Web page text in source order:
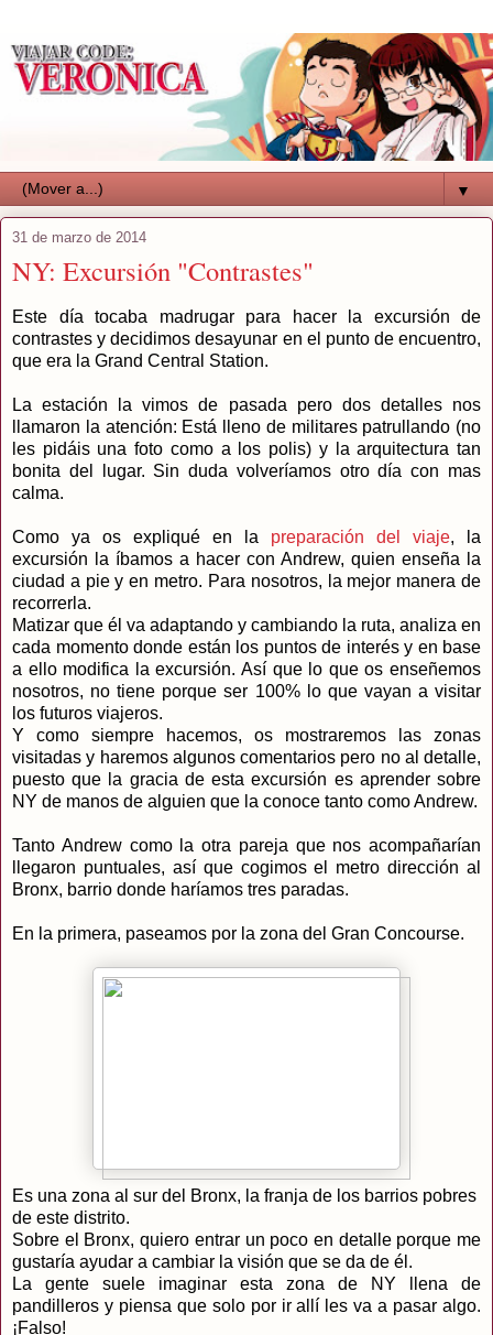
▼
31 de marzo de 2014
NY: Excursión "Contrastes"
Este día tocaba madrugar para hacer la excursión de
contrastes y decidimos desayunar en el punto de encuentro,
que era la Grand Central Station.
La estación la vimos de pasada pero dos detalles nos
llamaron la atención: Está lleno de militares patrullando (no
les pidáis una foto como a los polis) y la arquitectura tan
bonita del lugar. Sin duda volveríamos otro día con mas
calma.
Como ya os expliqué en la preparación del viaje, la
excursión la íbamos a hacer con Andrew, quien enseña la
ciudad a pie y en metro. Para nosotros, la mejor manera de
recorrerla.
Matizar que él va adaptando y cambiando la ruta, analiza en
cada momento donde están los puntos de interés y en base
a ello modifica la excursión. Así que lo que os enseñemos
nosotros, no tiene porque ser 100% lo que vayan a visitar
los futuros viajeros.
Y como siempre hacemos, os mostraremos las zonas
visitadas y haremos algunos comentarios pero no al detalle,
puesto que la gracia de esta excursión es aprender sobre
NY de manos de alguien que la conoce tanto como Andrew.
Tanto Andrew como la otra pareja que nos acompañarían
llegaron puntuales, así que cogimos el metro dirección al
Bronx, barrio donde haríamos tres paradas.
En la primera, paseamos por la zona del Gran Concourse.
Es una zona al sur del Bronx, la franja de los barrios pobres
de este distrito.
Sobre el Bronx, quiero entrar un poco en detalle porque me
gustaría ayudar a cambiar la visión que se da de él.
La gente suele imaginar esta zona de NY llena de
pandilleros y piensa que solo por ir allí les va a pasar algo.
¡Falso!